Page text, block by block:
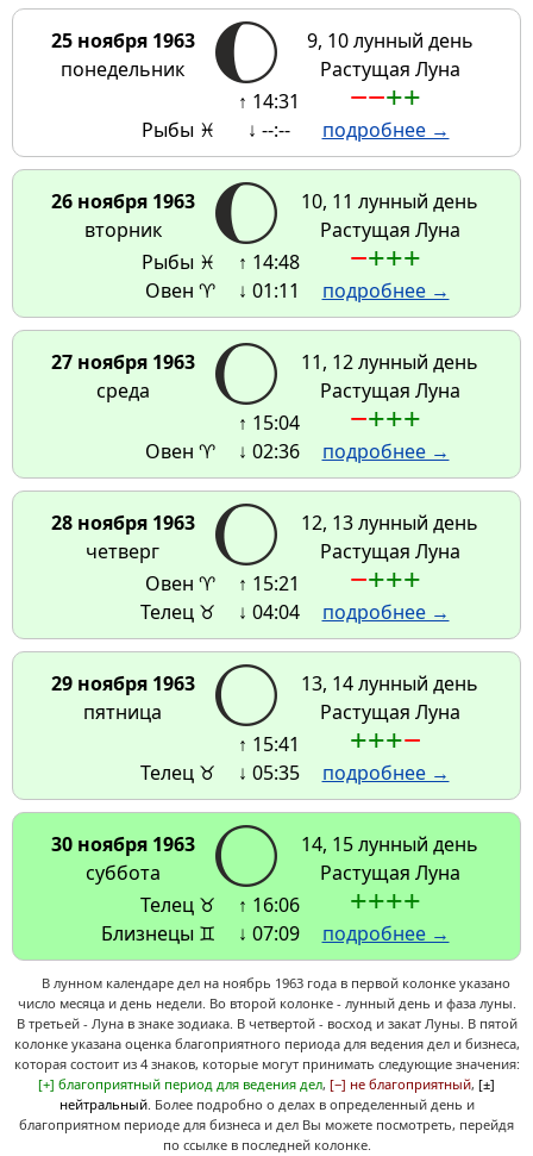
25 ноября 1963
понедельник
9, 10 лунный день
Растущая Луна
Рыбы ♓
↑ 14:31
↓ --:--
−−++
подробнее →
26 ноября 1963
вторник
10, 11 лунный день
Растущая Луна
Рыбы ♓
Овен ♈
↑ 14:48
↓ 01:11
−+++
подробнее →
27 ноября 1963
среда
11, 12 лунный день
Растущая Луна
Овен ♈
↑ 15:04
↓ 02:36
−+++
подробнее →
28 ноября 1963
четверг
12, 13 лунный день
Растущая Луна
Овен ♈
Телец ♉
↑ 15:21
↓ 04:04
−+++
подробнее →
29 ноября 1963
пятница
13, 14 лунный день
Растущая Луна
Телец ♉
↑ 15:41
↓ 05:35
+++−
подробнее →
30 ноября 1963
суббота
14, 15 лунный день
Растущая Луна
Телец ♉
Близнецы ♊
↑ 16:06
↓ 07:09
++++
подробнее →
В лунном календаре дел на ноябрь 1963 года в первой колонке указано
число месяца и день недели. Во второй колонке - лунный день и фаза луны.
В третьей - Луна в знаке зодиака. В четвертой - восход и закат Луны. В пятой
колонке указана оценка благоприятного периода для ведения дел и бизнеса,
которая состоит из 4 знаков, которые могут принимать следующие значения:
[+] благоприятный период для ведения дел, [−] не благоприятный, [±]
нейтральный. Более подробно о делах в определенный день и
благоприятном периоде для бизнеса и дел Вы можете посмотреть, перейдя
по ссылке в последней колонке.